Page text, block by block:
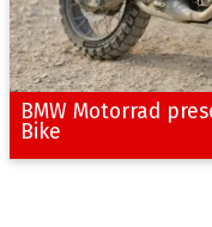
BMW Motorrad
Bike